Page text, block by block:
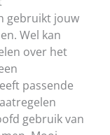
gebruikt jouw
Wel kan
over het
passende
gebruik van